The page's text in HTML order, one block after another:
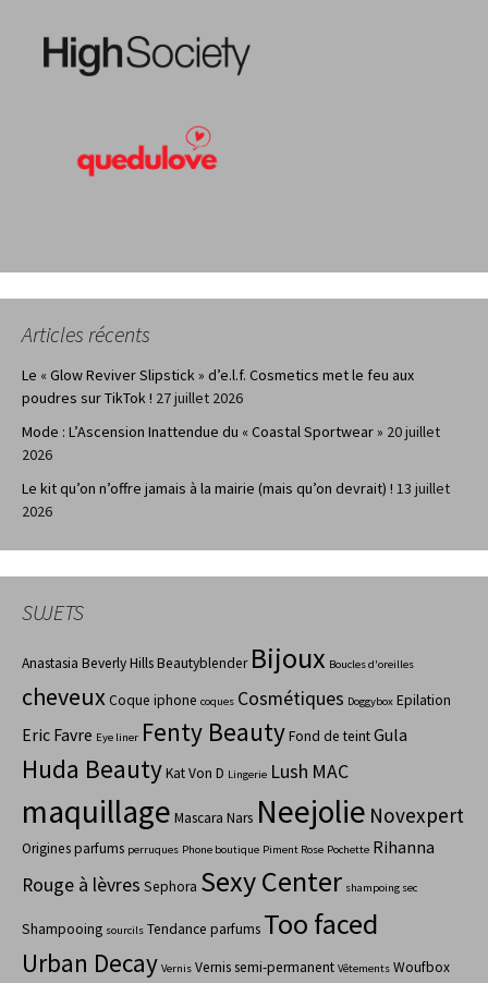
Articles récents
Le « Glow Reviver Slipstick » d’e.l.f. Cosmetics met le feu aux
poudres sur TikTok ! 27 juillet 2026
Mode : L’Ascension Inattendue du « Coastal Sportwear » 20 juillet
2026
Le kit qu’on n’offre jamais à la mairie (mais qu’on devrait) ! 13 juillet
2026
SUJETS
Anastasia Beverly HillsBeautyblender Bijoux Boucles d'oreilles
cheveuxCoque iphone coques Cosmétiques Doggybox Epilation
Eric Favre Eye liner Fenty BeautyFond de teintGula
Huda BeautyKat Von D Lingerie Lush MAC
maquillage Mascara Nars Neejolie Novexpert
Origines parfums perruques Phone boutique Piment Rose Pochette Rihanna
Rouge à lèvres Sephora Sexy Center shampoing sec
Shampooing sourcils Tendance parfums Too faced
Urban Decay Vernis Vernis semi-permanent Vêtements Woufbox